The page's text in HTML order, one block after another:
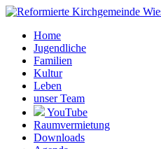
Home
Jugendliche
Familien
Kultur
Leben
unser Team
YouTube
Raumvermietung
Downloads